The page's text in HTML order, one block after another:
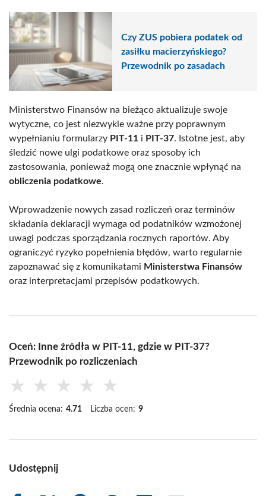
Czy ZUS pobiera podatek od
zasiłku macierzyńskiego?
Przewodnik po zasadach
Ministerstwo Finansów na bieżąco aktualizuje swoje
wytyczne, co jest niezwykle ważne przy poprawnym
wypełnianiu formularzy PIT-11 i PIT-37. Istotne jest, aby
śledzić nowe ulgi podatkowe oraz sposoby ich
zastosowania, ponieważ mogą one znacznie wpłynąć na
obliczenia podatkowe.
Wprowadzenie nowych zasad rozliczeń oraz terminów
składania deklaracji wymaga od podatników wzmożonej
uwagi podczas sporządzania rocznych raportów. Aby
ograniczyć ryzyko popełnienia błędów, warto regularnie
zapoznawać się z komunikatami Ministerstwa Finansów
oraz interpretacjami przepisów podatkowych.
Oceń: Inne źródła w PIT-11, gdzie w PIT-37?
Przewodnik po rozliczeniach
★ ★ ★ ★ ★
Średnia ocena: 4.71 Liczba ocen: 9
Udostępnij